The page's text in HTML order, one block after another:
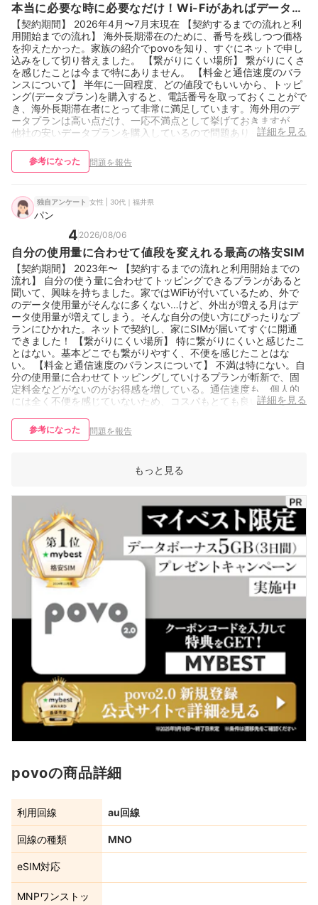
本当に必要な時に必要なだけ！Wi-Fiがあればデータは
あまり使わない人に！
【契約期間】 2026年4月〜7月末現在 【契約するまでの流れと利
用開始までの流れ】 海外長期滞在のために、番号を残しつつ価格
を抑えたかった。家族の紹介でpovoを知り、すぐにネットで申し
込みをして切り替えました。 【繋がりにくい場所】 繋がりにくさ
を感じたことは今まで特にありません。 【料金と通信速度のバラ
ンスについて】 半年に一回程度、どの値段でもいいから、トッピ
ング(データプラン)を購入すると、電話番号を取っておくことがで
き、海外長期滞在者にとって非常に満足しています。海外用のデ
ータプランは高い点だけ、一応不満点として挙げておきますが、
他社の安いデータプランを購入しているので問題ありません。
詳細を見る
参考になった 問題を報告
独自アンケート 女性 | 30代｜福井県
パン
4 2026/08/06
自分の使用量に合わせて値段を変えれる最高の格安SIM
【契約期間】 2023年〜 【契約するまでの流れと利用開始までの
流れ】 自分の使う量に合わせてトッピングできるプランがあると
聞いて、興味を持ちました。家ではWiFiが付いているため、外で
のデータ使用量がそんなに多くない…けど、外出が増える月はデ
ータ使用量が増えてしまう。そんな自分の使い方にぴったりなプ
ランにひかれた。ネットで契約し、家にSIMが届いてすぐに開通
できました！ 【繋がりにくい場所】 特に繋がりにくいと感じたこ
とはない。基本どこでも繋がりやすく、不便を感じたことはな
い。 【料金と通信速度のバランスについて】 不満は特にない。自
分の使用量に合わせてトッピングしていけるプランが斬新で、固
定料金などがないのがお得感を増している。通信速度も、個人的
には全く不便を感じていないため、コスパもとても良い！詳細を見る
参考になった 問題を報告
もっと見る
povoの商品詳細
利用回線 au回線
回線の種類 MNO
eSIM対応
MNPワンストッ